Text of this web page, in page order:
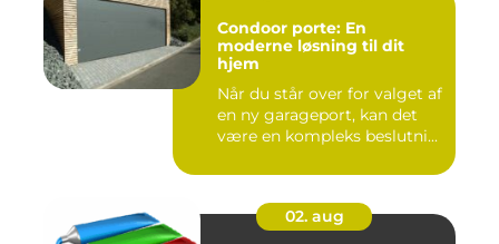
Condoor porte: En
moderne løsning til dit
hjem
Når du står over for valget af
en ny garageport, kan det
være en kompleks beslutni...
02. aug